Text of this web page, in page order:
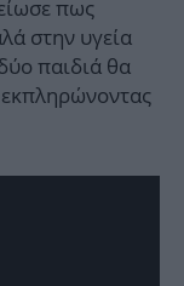
πως
στην υγεία
παιδιά θα